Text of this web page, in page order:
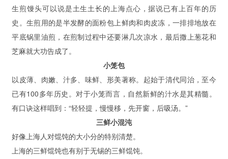
生煎馒头可以说是土生土长的上海点心，据说已有上百年的历
史。生煎用的是半发酵的面粉包上鲜肉和肉皮冻，一排排地放在
平底锅里油煎，在煎制过程中还要淋几次凉水，最后撒上葱花和
芝麻就大功告成了。
小笼包
以皮薄、肉嫩、汁多、味鲜、形美著称。起始于清代同治，至今
已有100多年历史。对于小笼而言，自然新鲜的汁水是其精髓。
有口诀这样唱到：“轻轻提，慢慢移，先开窗，后吸汤。”
三鲜小混沌
好像上海人对馄饨的大小分的特别清楚。
上海的三鲜馄饨也有别于无锡的三鲜馄饨。